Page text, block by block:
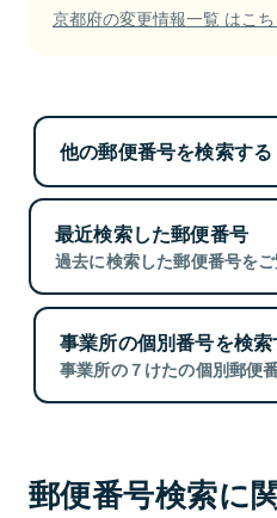
京都府の変更情報一覧 はこち
他の郵便番号を検索する
最近検索した郵便番号
過去に検索した郵便番号をご
事業所の個別番号を検索
事業所の７けたの個別郵便
郵便番号検索に